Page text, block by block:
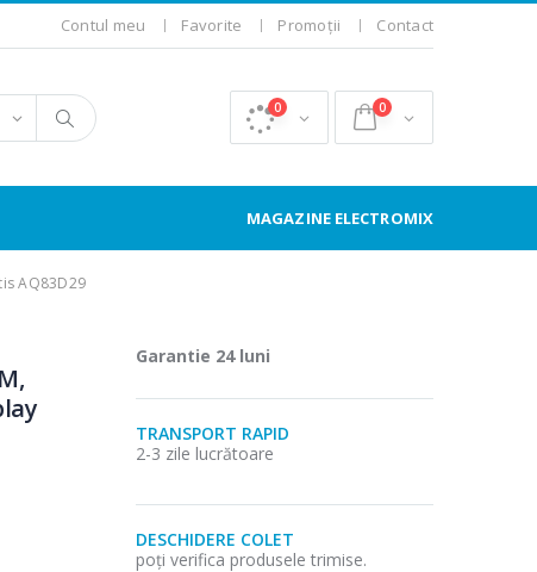
Contul meu Favorite Promoții Contact
0 0
MAGAZINE ELECTROMIX
AQ83D29
Garantie 24 luni
TRANSPORT RAPID
2-3 zile lucrătoare
DESCHIDERE COLET
poți verifica produsele trimise.